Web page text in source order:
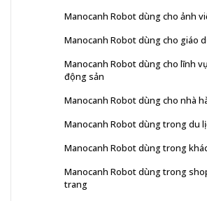
Manocanh Robot dùng cho ảnh
Manocanh Robot dùng cho giáo
Manocanh Robot dùng cho lĩnh
động sản
Manocanh Robot dùng cho nhà
Manocanh Robot dùng trong du
Manocanh Robot dùng trong
Manocanh Robot dùng trong
trang